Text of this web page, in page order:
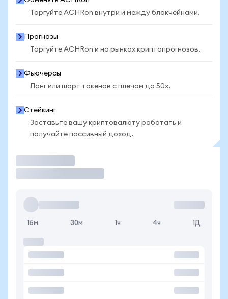
Торгуйте ACHRon внутри и между блокчейнами.
Прогнозы
Торгуйте ACHRon и на рынках криптопрогнозов.
Фьючерсы
Лонг или шорт токенов с плечом до 50x.
Стейкинг
Заставьте вашу криптовалюту работать и
получайте пассивный доход.
15м 30м 1ч 4ч 1Д